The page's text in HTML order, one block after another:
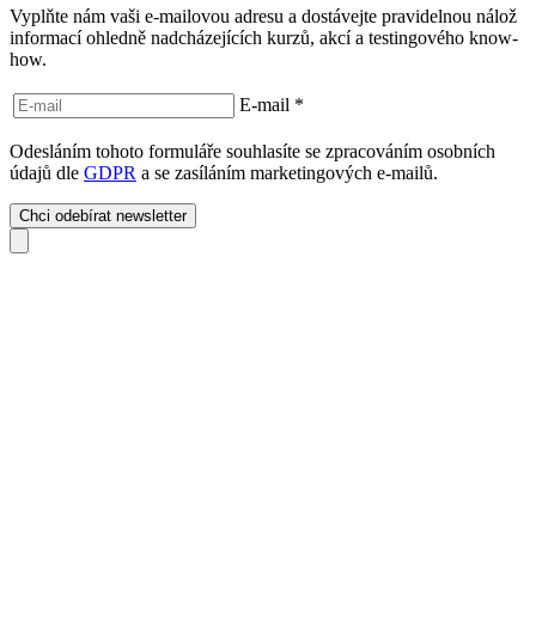
Vyplňte nám vaši e-mailovou adresu a dostávejte pravidelnou nálož
informací ohledně nadcházejících kurzů, akcí a testingového know-
how.
E-mail *
Odesláním tohoto formuláře souhlasíte se zpracováním osobních
údajů dle GDPR a se zasíláním marketingových e-mailů.
Chci odebírat newsletter